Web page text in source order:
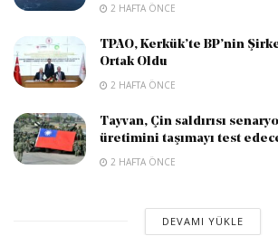
2 HAFTA ÖNCE
TPAO, Kerkük’te BP’nin
Ortak Oldu
2 HAFTA ÖNCE
Tayvan, Çin saldırısı
üretimini taşımayı test
2 HAFTA ÖNCE
DEVAMI YÜKLE